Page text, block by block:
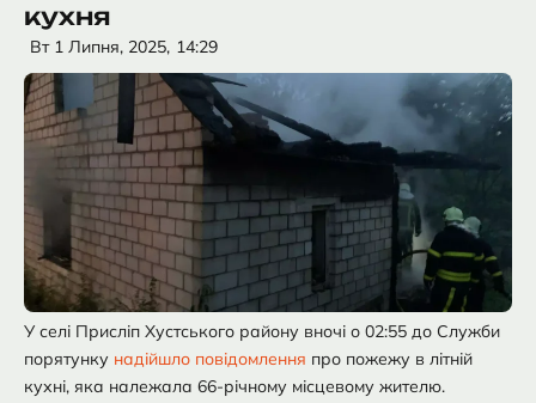
кухня
Вт 1 Липня, 2025, 14:29
У селі Присліп Хустського району вночі о 02:55 до Служби
порятунку надійшло повідомлення про пожежу в літній
кухні, яка належала 66-річному місцевому жителю.